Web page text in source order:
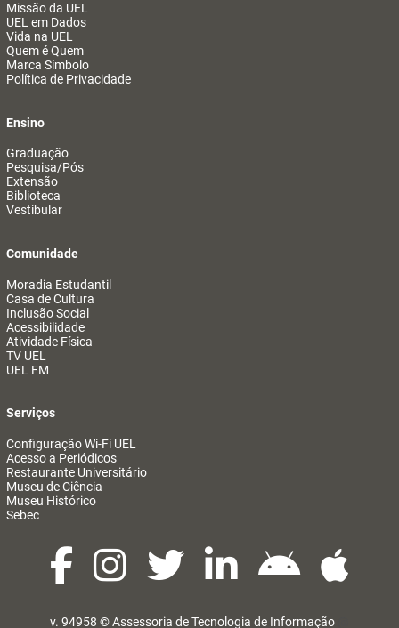
Missão da UEL
UEL em Dados
Vida na UEL
Quem é Quem
Marca Símbolo
Política de Privacidade
Ensino
Graduação
Pesquisa/Pós
Extensão
Biblioteca
Vestibular
Comunidade
Moradia Estudantil
Casa de Cultura
Inclusão Social
Acessibilidade
Atividade Física
TV UEL
UEL FM
Serviços
Configuração Wi-Fi UEL
Acesso a Periódicos
Restaurante Universitário
Museu de Ciência
Museu Histórico
Sebec
v. 94958 ©Assessoria de Tecnologia de Informação